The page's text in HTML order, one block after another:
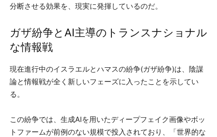
分断させる効果を、現実に発揮しているのだ。
ガザ紛争とAI主導のトランスナショナル
な情報戦
現在進行中のイスラエルとハマスの紛争(ガザ紛争)は、陰謀
論と情報戦が全く新しいフェーズに入ったことを示してい
る。
この紛争では、生成AIを用いたディープフェイク画像やボッ
トファームが前例のない規模で投入されており、「世界的な